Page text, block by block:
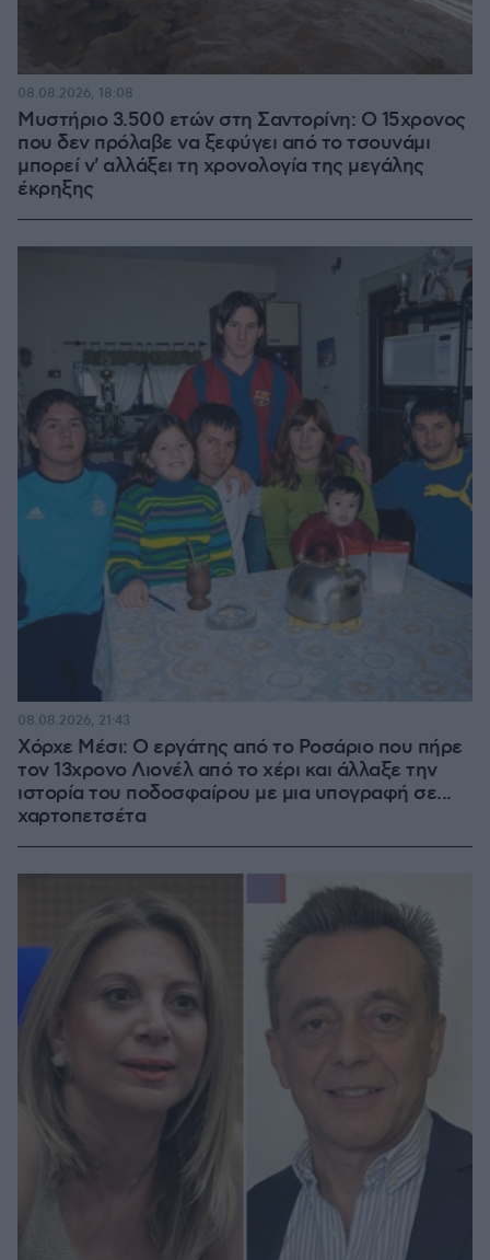
Μυστήριο 3.500 ετών στη Σαντορίνη: Ο 15χρονος
που δεν πρόλαβε να ξεφύγει από το τσουνάμι
μπορεί ν' αλλάξει τη χρονολογία της μεγάλης
έκρηξης
08.08.2026, 18:08
Χόρχε Μέσι: Ο εργάτης από το Ροσάριο που πήρε
τον 13χρονο Λιονέλ από το χέρι και άλλαξε την
ιστορία του ποδοσφαίρου με μια υπογραφή σε...
χαρτοπετσέτα
08.08.2026, 21:43